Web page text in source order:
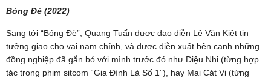
Bóng Đè (2022)
Sang tới “Bóng Đè”, Quang Tuấn được đạo diễn Lê Văn Kiệt tin
tưởng giao cho vai nam chính, và được diễn xuất bên cạnh những
đồng nghiệp đã gắn bó với mình trước đó như Diệu Nhi (từng hợp
tác trong phim sitcom “Gia Đình Là Số 1”), hay Mai Cát Vi (từng